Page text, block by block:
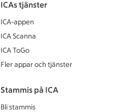
ICAs tjänster
ICA-appen
ICA Scanna
ICA ToGo
Fler appar och tjänster
Stammis på ICA
Bli stammis